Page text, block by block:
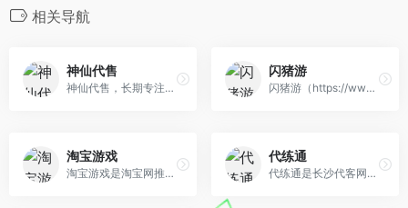
相关导航
神仙代售
神仙代售，长期专注于账号交易多年，具有完整的交易流程以及处理找回售后的经验，旨在打造最安全账号交易平台。
闪猪游
闪猪游（https://www.shanzhuyou.com）游戏账号交易平台是国内专业安全的手游账号交易平台，提供游戏交易平台,游戏账号买卖,游戏账号出售,游戏账号回 收,手游账号交易,账号出售，安全保证,找回包赔,无后顾之忧；手游账号交易就来闪猪游！专业的游戏账号交易平台，为您的每一笔交易保驾护航
淘宝游戏
淘宝游戏是淘宝网推出的为玩家提供与网络游戏相关的游戏交易服务平台，各种游戏币、游戏装备、游戏账号、游戏点卡等在淘宝游戏交易中心里应有尽有，安全快速的交易服务是淘宝游戏交易平台的一大特色，交易模式以支付宝为担保形式进行。
代练通
代练通是长沙代客网络科技有限公司开发的一款专注于游戏代练的交易平台，也是目前国内老牌的LOL代练交易管理平台，主要服务的代练游戏有：英雄联盟代 练，王者荣耀代练，和平精英代练，英雄联盟手游代练，撸啊撸手游代练等热门游戏代练交易。